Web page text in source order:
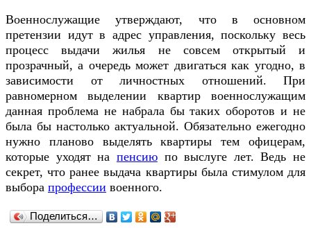
Военнослужащие утверждают, что в основном
претензии идут в адрес управления, поскольку весь
процесс выдачи жилья не совсем открытый и
прозрачный, а очередь может двигаться как угодно, в
зависимости от личностных отношений. При
равномерном выделении квартир военнослужащим
данная проблема не набрала бы таких оборотов и не
была бы настолько актуальной. Обязательно ежегодно
нужно планово выделять квартиры тем офицерам,
которые уходят на пенсиюпо выслуге лет. Ведь не
секрет, что ранее выдача квартиры была стимулом для
выбора профессии военного.
Поделиться…